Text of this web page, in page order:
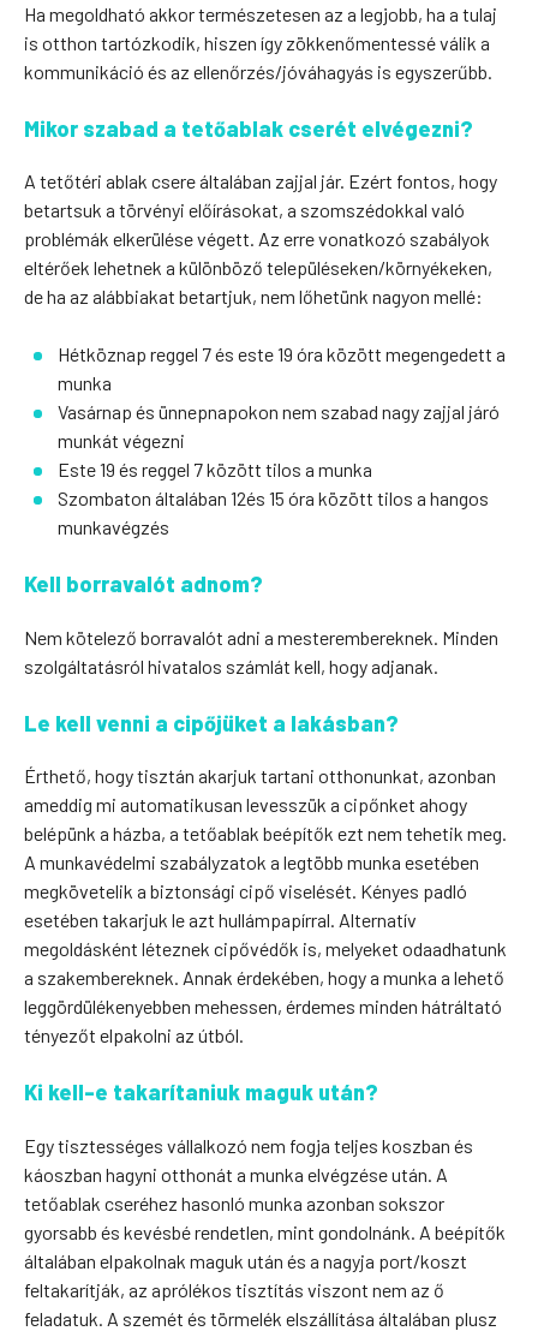
Ha megoldható akkor természetesen az a legjobb, ha a tulaj
is otthon tartózkodik, hiszen így zökkenőmentessé válik a
kommunikáció és az ellenőrzés/jóváhagyás is egyszerűbb.
Mikor szabad a tetőablak cserét elvégezni?
A tetőtéri ablak csere általában zajjal jár. Ezért fontos, hogy
betartsuk a törvényi előírásokat, a szomszédokkal való
problémák elkerülése végett. Az erre vonatkozó szabályok
eltérőek lehetnek a különböző településeken/környékeken,
de ha az alábbiakat betartjuk, nem lőhetünk nagyon mellé:
Hétköznap reggel 7 és este 19 óra között megengedett a
munka
Vasárnap és ünnepnapokon nem szabad nagy zajjal járó
munkát végezni
Este 19 és reggel 7 között tilos a munka
Szombaton általában 12és 15 óra között tilos a hangos
munkavégzés
Kell borravalót adnom?
Nem kötelező borravalót adni a mesterembereknek. Minden
szolgáltatásról hivatalos számlát kell, hogy adjanak.
Le kell venni a cipőjüket a lakásban?
Érthető, hogy tisztán akarjuk tartani otthonunkat, azonban
ameddig mi automatikusan levesszük a cipőnket ahogy
belépünk a házba, a tetőablak beépítők ezt nem tehetik meg.
A munkavédelmi szabályzatok a legtöbb munka esetében
megkövetelik a biztonsági cipő viselését. Kényes padló
esetében takarjuk le azt hullámpapírral. Alternatív
megoldásként léteznek cipővédők is, melyeket odaadhatunk
a szakembereknek. Annak érdekében, hogy a munka a lehető
leggördülékenyebben mehessen, érdemes minden hátráltató
tényezőt elpakolni az útból.
Ki kell-e takarítaniuk maguk után?
Egy tisztességes vállalkozó nem fogja teljes koszban és
káoszban hagyni otthonát a munka elvégzése után. A
tetőablak cseréhez hasonló munka azonban sokszor
gyorsabb és kevésbé rendetlen, mint gondolnánk. A beépítők
általában elpakolnak maguk után és a nagyja port/koszt
feltakarítják, az aprólékos tisztítás viszont nem az ő
feladatuk. A szemét és törmelék elszállítása általában plusz